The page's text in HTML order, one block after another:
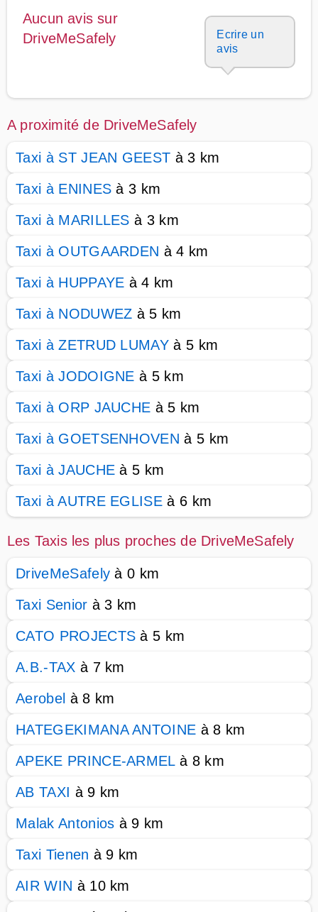
Aucun avis sur
DriveMeSafely
Ecrire un
avis
A proximité de DriveMeSafely
Taxi à ST JEAN GEEST à 3 km
Taxi à ENINES à 3 km
Taxi à MARILLES à 3 km
Taxi à OUTGAARDEN à 4 km
Taxi à HUPPAYE à 4 km
Taxi à NODUWEZ à 5 km
Taxi à ZETRUD LUMAY à 5 km
Taxi à JODOIGNE à 5 km
Taxi à ORP JAUCHE à 5 km
Taxi à GOETSENHOVEN à 5 km
Taxi à JAUCHE à 5 km
Taxi à AUTRE EGLISE à 6 km
Les Taxis les plus proches de DriveMeSafely
DriveMeSafely à 0 km
Taxi Senior à 3 km
CATO PROJECTS à 5 km
A.B.-TAX à 7 km
Aerobel à 8 km
HATEGEKIMANA ANTOINE à 8 km
APEKE PRINCE-ARMELà 8 km
AB TAXI à 9 km
Malak Antonios à 9 km
Taxi Tienen à 9 km
AIR WIN à 10 km